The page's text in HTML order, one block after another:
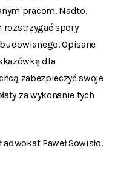
pracom. Nadto,
rozstrzygać spory
Opisane
dla
zabezpieczyć swoje
za wykonanie tych
Paweł Sowisło.